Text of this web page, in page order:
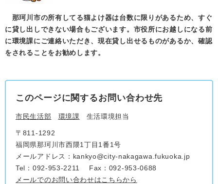
那珂川市の所有してる猫よけ器は台数に限りがあるため、すぐ
に貸し出しできない場合もございます。市役所にお越しになる前
に環境課にご連絡いただき、現在貸し出せるものがあるか、確認
をされることをお勧めします。
このページに関するお問い合わせ先
市民生活部 環境課 生活環境担当
〒811-1292
福岡県那珂川市西隈1丁目1番1号
メールアドレス：kankyo@city-nakagawa.fukuoka.jp
Tel：092-953-2211
Fax：092-953-0688
メールでのお問い合わせはこちらから